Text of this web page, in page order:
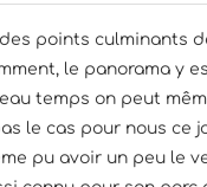
points culminants
le panorama y
temps on peut
le cas pour nous ce
pu avoir un peu le